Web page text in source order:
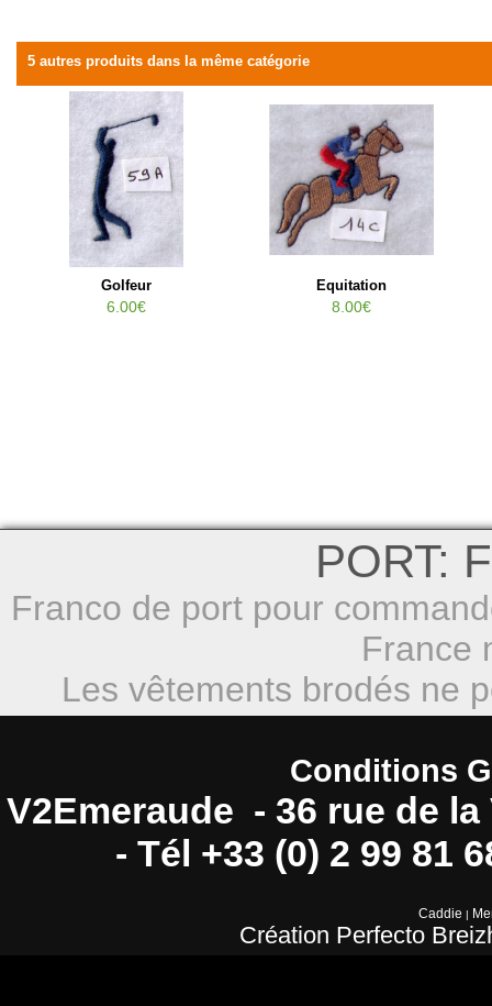
5 autres produits dans la même catégorie
Golfeur
6.00€
Equitation
8.00€
PORT:
Franco de port pour
France
Les vêtements brodés ne
Conditions
V2Emeraude - 36 rue de
- Tél +33 (0) 2 99 81
Caddie |
Création Perfecto